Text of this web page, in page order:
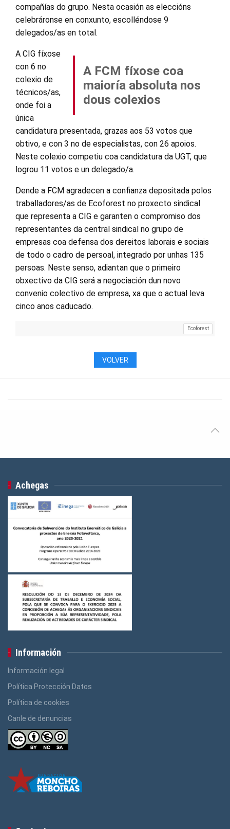
compañías do grupo. Nesta ocasión as eleccións
celebráronse en conxunto, escolléndose 9
delegados/as en total.
A FCM fíxose coa
maioría absoluta nos
dous colexios
A CIG fíxose
con 6 no
colexio de
técnicos/as,
onde foi a
única
candidatura presentada, grazas aos 53 votos que
obtivo, e con 3 no de especialistas, con 26 apoios.
Neste colexio competiu coa candidatura da UGT, que
logrou 11 votos e un delegado/a.
Dende a FCM agradecen a confianza depositada polos
traballadores/as de Ecoforest no proxecto sindical
que representa a CIG e garanten o compromiso dos
representantes da central sindical no grupo de
empresas coa defensa dos dereitos laborais e sociais
de todo o cadro de persoal, integrado por unhas 135
persoas. Neste senso, adiantan que o primeiro
obxectivo da CIG será a negociación dun novo
convenio colectivo de empresa, xa que o actual leva
cinco anos caducado.
Ecoforest
VOLVER
Achegas
Información
Información legal
Política Protección Datos
Política de cookies
Canle de denuncias